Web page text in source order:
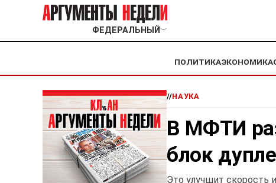
ФЕДЕРАЛЬНЫЙ ﹀
ПОЛИТИКАЭКОНОМИКА
//НАУКА
В МФТИ
блок
Это улучшит скорость